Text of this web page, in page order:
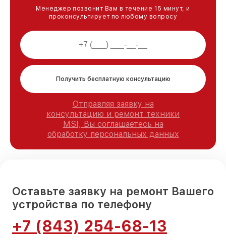
Менеджер позвонит Вам в течение 15 минут, и
проконсультирует по любому вопросу
Получить бесплатную консультацию
Отправляя заявку на
консультацию и ремонт техники
MSI, Вы соглашаетесь на
обработку персональных данных
Оставьте заявку на ремонт Вашего
устройства по телефону
+7 (843) 254-68-13